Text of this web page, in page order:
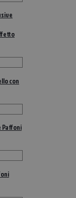
con
Paffoni